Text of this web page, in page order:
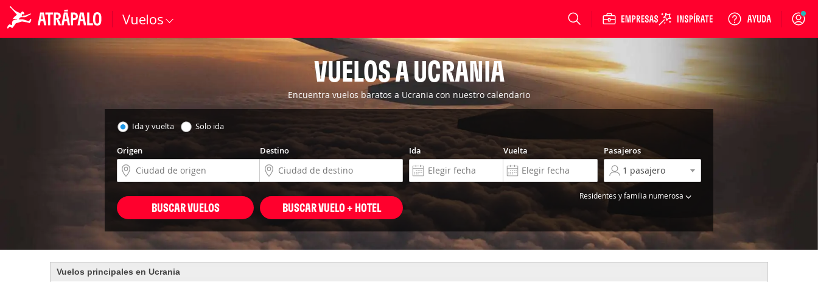
Vuelos Login
VUELOS A UCRANIA
Encuentra vuelos baratos a Ucrania con nuestro calendario
Ida y vuelta Solo ida
Origen Destino Ida Vuelta Pasajeros
Residentes y familia numerosa
BUSCAR VUELOS BUSCAR VUELO + HOTEL
Vuelos principales en Ucrania